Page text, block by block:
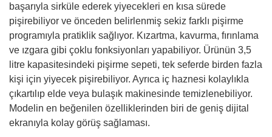
başarıyla sirküle ederek yiyecekleri en kısa sürede
pişirebiliyor ve önceden belirlenmiş sekiz farklı pişirme
programıyla pratiklik sağlıyor. Kızartma, kavurma, fırınlama
ve ızgara gibi çoklu fonksiyonları yapabiliyor. Ürünün 3,5
litre kapasitesindeki pişirme sepeti, tek seferde birden fazla
kişi için yiyecek pişirebiliyor. Ayrıca iç haznesi kolaylıkla
çıkartılıp elde veya bulaşık makinesinde temizlenebiliyor.
Modelin en beğenilen özelliklerinden biri de geniş dijital
ekranıyla kolay görüş sağlaması.